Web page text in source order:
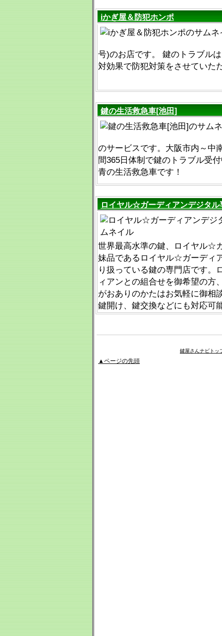
iかぎ屋＆防犯ホンポ
号)のお店です。 鍵のトラブル
対効果で防犯対策をさせていた
鍵の生活救急車[池田]
のサービスです。大阪市内～中
間365日体制で鍵のトラブル受
青の生活救急車です！
ロイヤル☆ガーディアンデジタル
世界最高水準の鍵、ロイヤル☆
妹品であるロイヤル☆ガーディ
り扱っている鍵の専門店です
ィアンとの組合せを御希望の方
がおありのかたはお気軽に御相
鍵開け、鍵交換などにも対応可
鍵屋さんナビトッ
▲ページの先頭